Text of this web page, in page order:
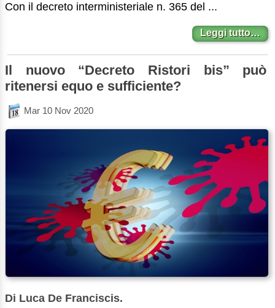
Con il decreto interministeriale n. 365 del ...
Leggi tutto…
Il nuovo “Decreto Ristori bis” può
ritenersi equo e sufficiente?
Mar 10 Nov 2020
Di Luca De Franciscis.